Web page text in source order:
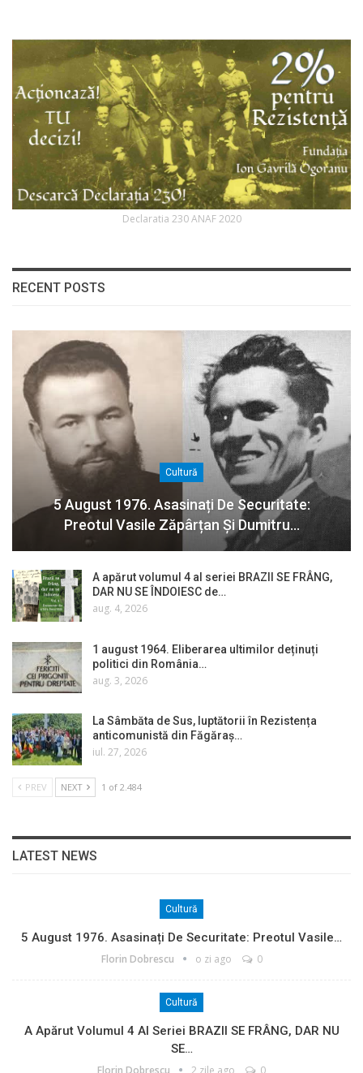
Declaratia 230 ANAF 2020
RECENT POSTS
Cultură
5 August 1976. Asasinați De Securitate:
Preotul Vasile Zăpârțan Și Dumitru…
A apărut volumul 4 al seriei BRAZII SE FRÂNG,
DAR NU SE ÎNDOIESC de…
aug. 4, 2026
1 august 1964. Eliberarea ultimilor deținuți
politici din România…
aug. 3, 2026
La Sâmbăta de Sus, luptătorii în Rezistența
anticomunistă din Făgăraș…
iul. 27, 2026
PREV NEXT 1 of 2.484
LATEST NEWS
Cultură
5 August 1976. Asasinați De Securitate: Preotul Vasile…
Florin Dobrescu o zi ago 0
Cultură
A Apărut Volumul 4 Al Seriei BRAZII SE FRÂNG, DAR NU
SE…
Florin Dobrescu 2 zile ago 0